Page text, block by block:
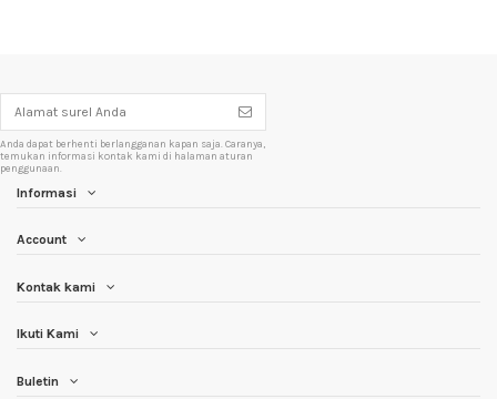
Anda dapat berhenti berlangganan kapan saja. Caranya,
temukan informasi kontak kami di halaman aturan
penggunaan.
Informasi
Account
Kontak kami
Ikuti Kami
Buletin